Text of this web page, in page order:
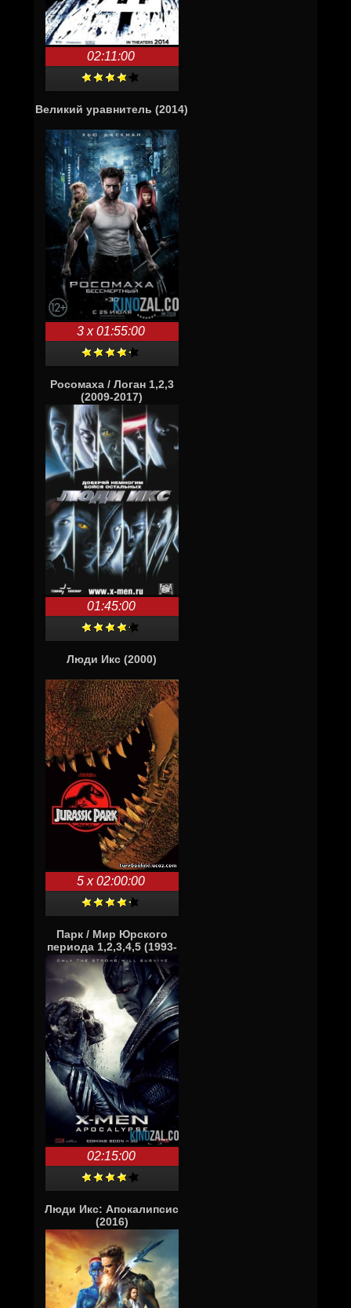
02:11:00
Великий уравнитель (2014)
3 x 01:55:00
Росомаха / Логан 1,2,3
(2009-2017)
01:45:00
Люди Икс (2000)
5 x 02:00:00
Парк / Мир Юрского
периода 1,2,3,4,5 (1993-
2018)
02:15:00
Люди Икс: Апокалипсис
(2016)